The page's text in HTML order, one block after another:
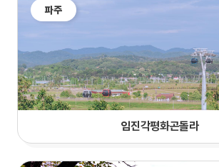
파주
임진각평화곤돌라